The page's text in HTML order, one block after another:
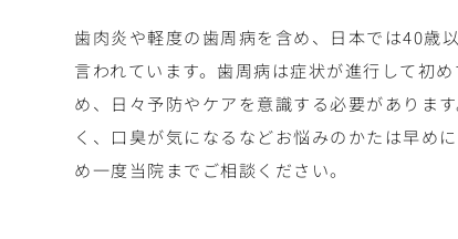
歯肉炎や軽度の歯周病を含め、日本では40歳
言われています。歯周病は症状が進行して初
め、日々予防やケアを意識する必要がありま
く、口臭が気になるなどお悩みのかたは早め
め一度当院までご相談ください。